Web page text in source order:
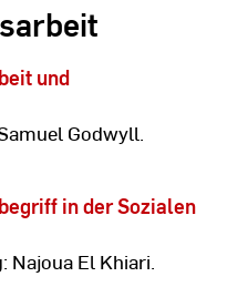
und
Godwyll.
in der Sozialen
El Khiari.